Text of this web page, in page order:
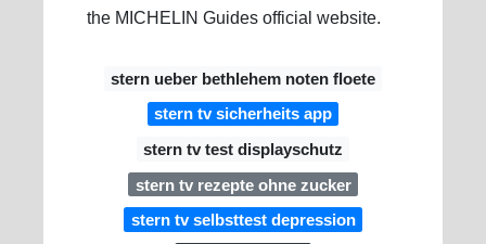
the MICHELIN Guides official website.
stern ueber bethlehem noten floete
stern tv sicherheits app
stern tv test displayschutz
stern tv rezepte ohne zucker
stern tv selbsttest depression